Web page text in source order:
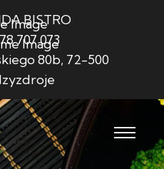
BISTRO
707 073
80b, 72-500